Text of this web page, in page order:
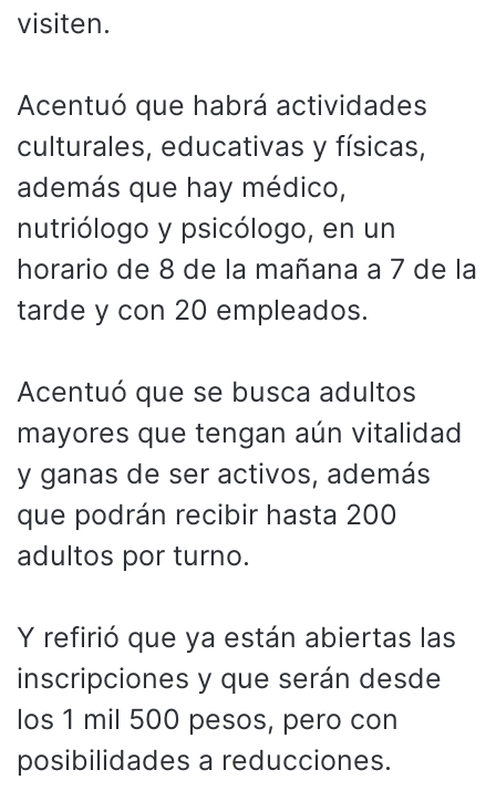
visiten.
Acentuó que habrá actividades
culturales, educativas y físicas,
además que hay médico,
nutriólogo y psicólogo, en un
horario de 8 de la mañana a 7 de la
tarde y con 20 empleados.
Acentuó que se busca adultos
mayores que tengan aún vitalidad
y ganas de ser activos, además
que podrán recibir hasta 200
adultos por turno.
Y refirió que ya están abiertas las
inscripciones y que serán desde
los 1 mil 500 pesos, pero con
posibilidades a reducciones.